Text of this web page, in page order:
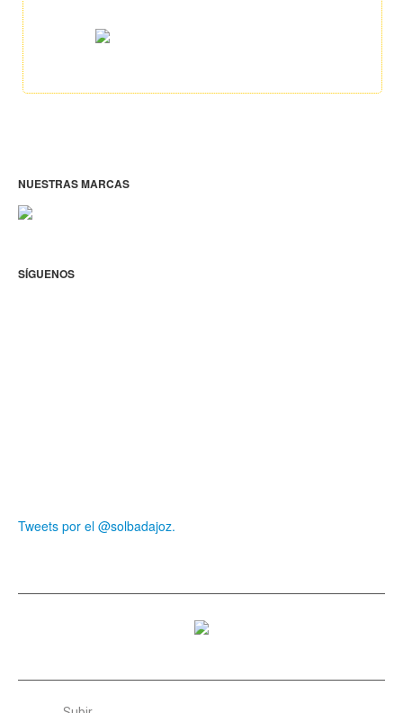
NUESTRAS MARCAS
SÍGUENOS
Tweets por el @solbadajoz.